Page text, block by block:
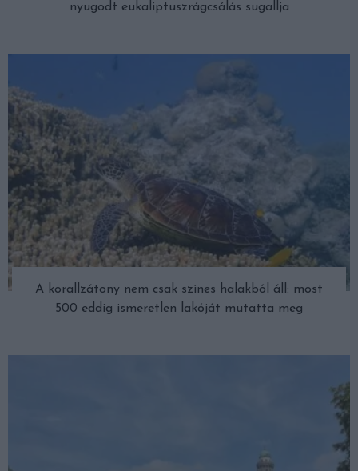
nyugodt eukaliptuszrágcsálás sugallja
A korallzátony nem csak színes halakból áll: most
500 eddig ismeretlen lakóját mutatta meg